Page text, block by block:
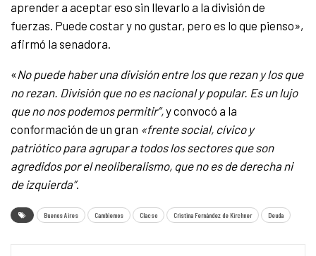
aprender a aceptar eso sin llevarlo a la división de
fuerzas. Puede costar y no gustar, pero es lo que pienso»,
afirmó la senadora.
«No puede haber una división entre los que rezan y los que
no rezan. División que no es nacional y popular. Es un lujo
que no nos podemos permitir”,y convocó a la
conformación de un gran «frente social, cívico y
patriótico para agrupar a todos los sectores que son
agredidos por el neoliberalismo, que no es de derecha ni
de izquierda”.
Buenos Aires Cambiemos Clacso Cristina Fernández de Kirchner Deuda